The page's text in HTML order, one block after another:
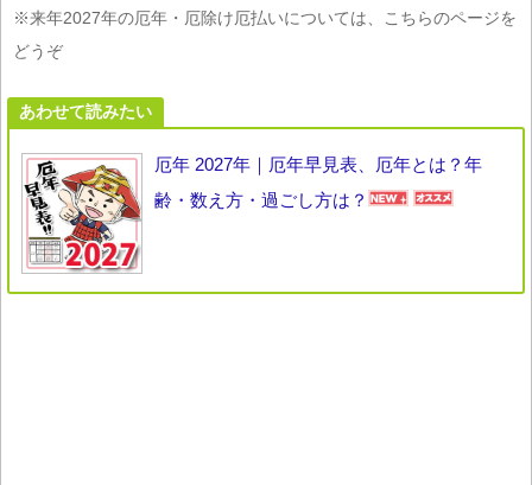
※来年2027年の厄年・厄除け厄払いについては、こちらのページを
どうぞ
あわせて読みたい
厄年 2027年｜厄年早見表、厄年とは？年
齢・数え方・過ごし方は？